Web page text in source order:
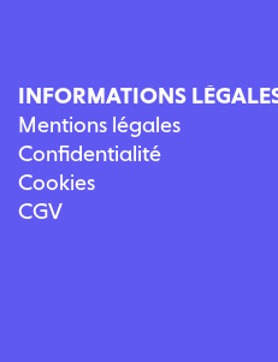
INFORMATIONS
Mentions légales
Confidentialité
Cookies
CGV